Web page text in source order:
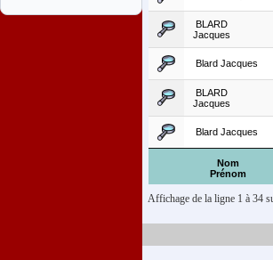
Nom
Prénom
BLARD
Jacques
Blard Jacques
BLARD
Jacques
Blard Jacques
Affichage de la ligne 1 à 34